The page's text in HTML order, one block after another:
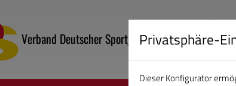
Verband Deutscher Sportjournalisten e.V.
Privatsphäre-
Dieser Konfigurator